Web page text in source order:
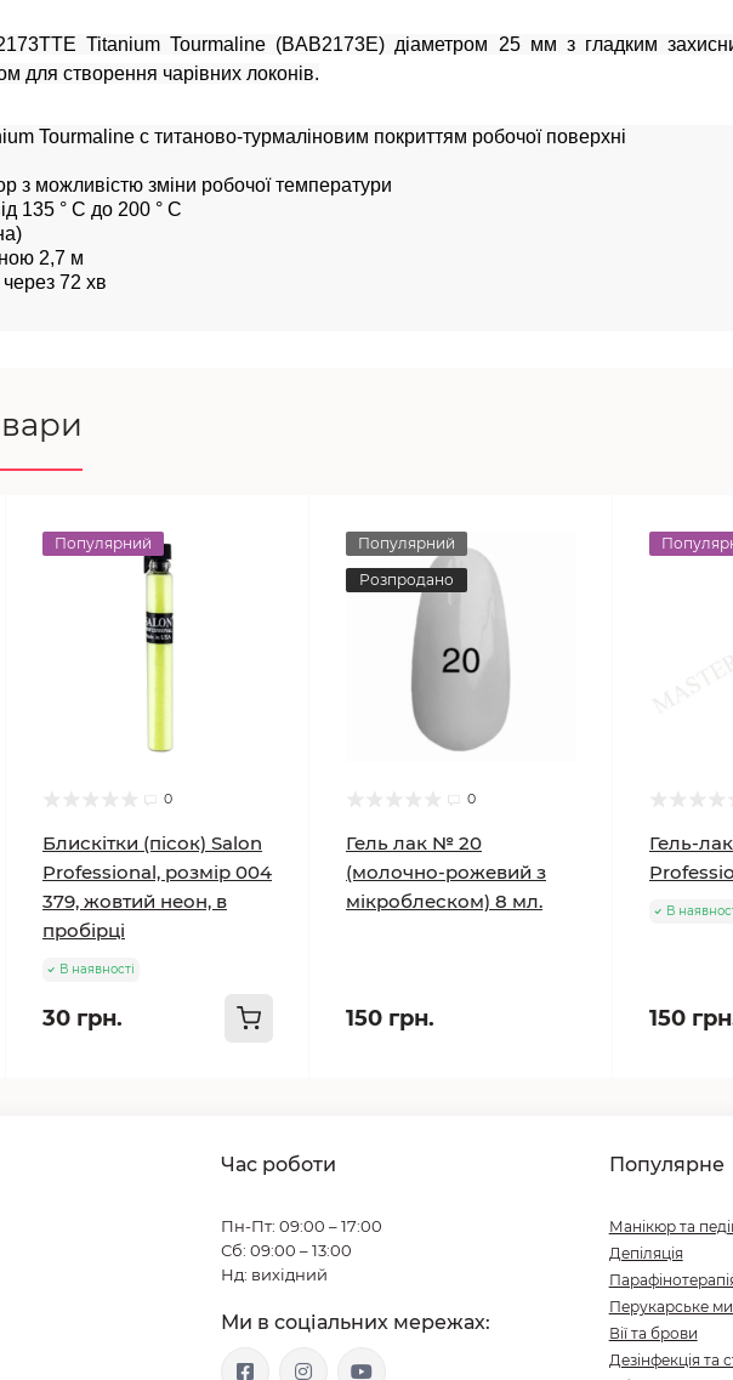
Titanium Tourmaline (BAB2173E) діаметром 25 мм з гладким
для створення чарівних локонів.
Tourmaline c титаново-турмаліновим покриттям робочої поверхні
з можливістю зміни робочої температури
135 ° C до 200 ° C
2,7 м
72 хв
Популярний
0
Блискітки (пісок) Salon
Professional, розмір 004
379, жовтий неон, в
пробірці
В наявності
30 грн.
Популярний
Розпродано
0
Гель лак № 20
(молочно-рожевий з
мікроблеском) 8 мл.
150 грн.
Гель-
В
150
Час роботи
Пн-Пт: 09:00 – 17:00
Сб: 09:00 – 13:00
Нд: вихідний
Ми в соціальних мережах:
Популярне
Манікюр та
Депіляція
Перукарське
Вії та брови
Дезінфекція та